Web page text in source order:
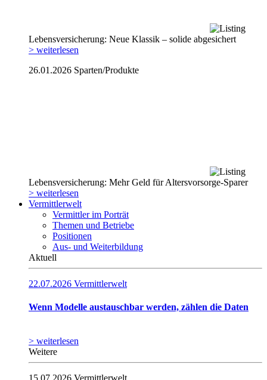
Lebensversicherung: Neue Klassik – solide abgesichert
> weiterlesen
26.01.2026 Sparten/Produkte
Lebensversicherung: Mehr Geld für Altersvorsorge-Sparer
> weiterlesen
Vermittlerwelt
Vermittler im Porträt
Themen und Betriebe
Positionen
Aus- und Weiterbildung
Aktuell
22.07.2026 Vermittlerwelt
Wenn Modelle austauschbar werden, zählen die Daten
> weiterlesen
Weitere